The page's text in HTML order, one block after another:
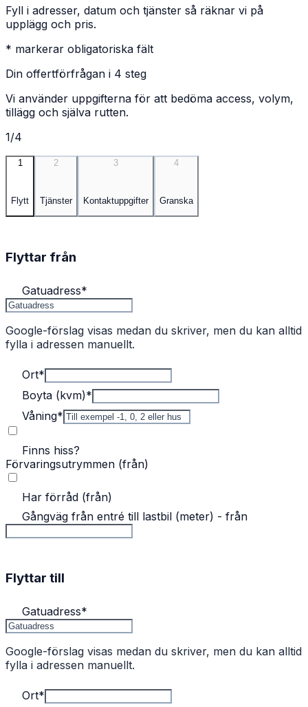
Fyll i adresser, datum och tjänster så räknar vi på
upplägg och pris.
* markerar obligatoriska fält
Din offertförfrågan i 4 steg
Vi använder uppgifterna för att bedöma access, volym,
tillägg och själva rutten.
1/4
1
Flytt
2
Tjänster
3
Kontaktuppgifter
4
Granska
Flyttar från
Gatuadress*
Google-förslag visas medan du skriver, men du kan alltid
fylla i adressen manuellt.
Ort*
Boyta (kvm)*
Våning*
Finns hiss?
Förvaringsutrymmen (från)
Har förråd (från)
Gångväg från entré till lastbil (meter) - från
Flyttar till
Gatuadress*
Google-förslag visas medan du skriver, men du kan alltid
fylla i adressen manuellt.
Ort*